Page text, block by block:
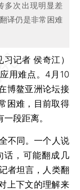
多次出现明显差
译仍是非常困难
记者 侯奇江）
用难点。4月10
博鳌亚洲论坛接
困难，目前取得
段距离。
不同。一个人说
话，可能翻成几
者坦言，人类翻
上下文的理解来